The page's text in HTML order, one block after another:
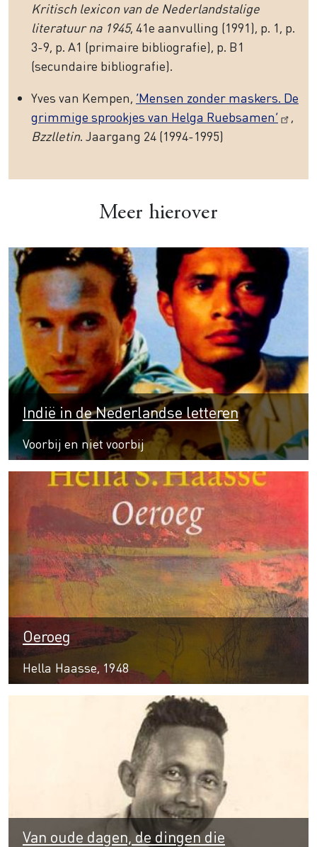
Kritisch lexicon van de Nederlandstalige
literatuur na 1945, 41e aanvulling (1991), p. 1, p.
3-9, p. A1 (primaire bibliografie), p. B1
(secundaire bibliografie).
Yves van Kempen, ‘Mensen zonder maskers. De
grimmige sprookjes van Helga Ruebsamen’
,
Bzzlletin. Jaargang 24 (1994-1995)
Meer hierover
Indië in de Nederlandse letteren
Voorbij en niet voorbij
Oeroeg
Hella Haasse, 1948
Van oude dagen, de dingen die